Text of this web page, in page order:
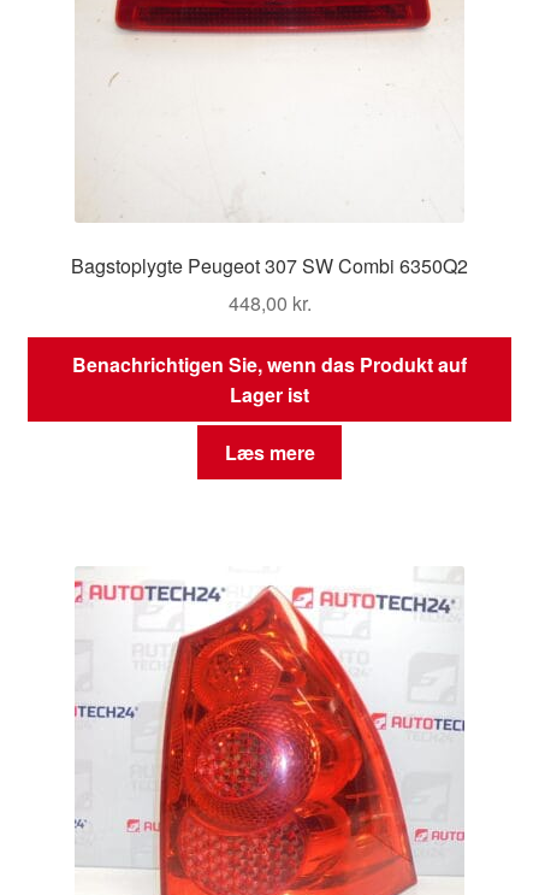
Bagstoplygte Peugeot 307 SW Combi 6350Q2
448,00 kr.
Benachrichtigen Sie, wenn das Produkt auf
Lager ist
Læs mere